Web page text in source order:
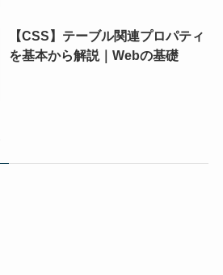
【CSS】テーブル関連プロパティ
を基本から解説｜Webの基礎